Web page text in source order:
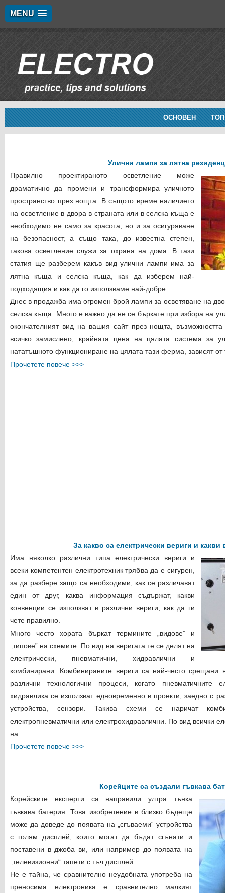
MENU
ОСНОВЕН
Улични лампи за лятна
Правилно проектираното осветление може
драматично да промени и трансформира уличното
пространство през нощта. В същото време наличието
на осветление в двора в страната или в селска къща е
необходимо не само за красота, но и за осигуряване
на безопасност, а също така, до известна степен,
такова осветление служи за охрана на дома. В тази
статия ще разберем какъв вид улични лампи има за
лятна къща и селска къща, как да изберем най-
подходящия и как да го използваме най-добре.
Днес в продажба има огромен брой лампи за осветяване на
селска къща. Много е важно да не се бъркате при избора на
окончателният вид на вашия сайт през нощта,
всичко замислено, крайната цена на цялата система за
нататъшното функциониране на цялата тази ферма, зависят от
Прочетете повече >>>
За какво са електрически вериги и какви
Има няколко различни типа електрически вериги и
всеки компетентен електротехник трябва да е сигурен,
за да разбере защо са необходими, как се различават
един от друг, каква информация съдържат, какви
конвенции се използват в различни вериги, как да ги
чете правилно.
Много често хората бъркат термините „видове” и
„типове” на схемите. По вид на веригата те се делят на
електрически, пневматични, хидравлични и
комбинирани. Комбинираните вериги са най-често срещани
различни технологични процеси, когато пневматичните
хидравлика се използват едновременно в проекти, заедно с
устройства, сензори. Такива схеми се наричат
електропневматични или електрохидравлични. По вид всички
на ...
Прочетете повече >>>
Корейците са създали гъвкава
Корейските експерти са направили ултра тънка
гъвкава батерия. Това изобретение в близко бъдеще
може да доведе до появата на „сгъваеми“ устройства
с голям дисплей, които могат да бъдат сгънати и
поставени в джоба ви, или например до появата на
„телевизионни“ тапети с тъч дисплей.
Не е тайна, че сравнително неудобната употреба на
преносима електроника е сравнително малкият